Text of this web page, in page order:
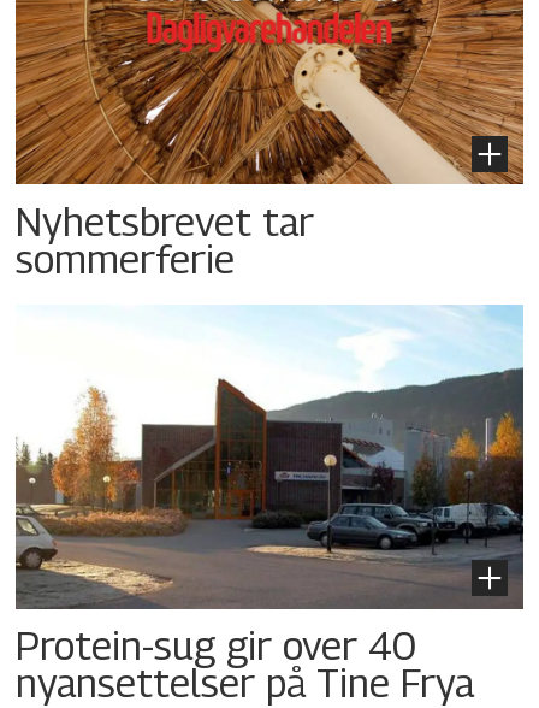
Nyhetsbrevet tar
sommerferie
Protein-sug gir over 40
nyansettelser på Tine Frya